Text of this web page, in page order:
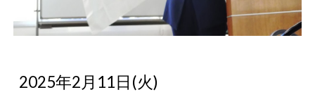
2025年2月11日(火)